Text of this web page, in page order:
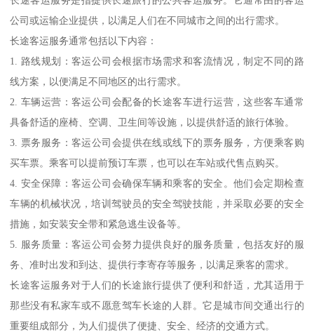
公司或运输企业提供，以满足人们在不同城市之间的出行需求。
长途客运服务通常包括以下内容：
1. 路线规划：客运公司会根据市场需求和客流情况，制定不同的路
线方案，以便满足不同地区的出行需求。
2. 车辆运营：客运公司会配备的长途客车进行运营，这些客车通常
具备舒适的座椅、空调、卫生间等设施，以提供舒适的旅行体验。
3. 票务服务：客运公司会提供在线或线下的票务服务，方便乘客购
买车票。乘客可以提前预订车票，也可以在车站或代售点购买。
4. 安全保障：客运公司会确保车辆和乘客的安全。他们会定期检查
车辆的机械状况，培训驾驶员的安全驾驶技能，并采取必要的安全
措施，如安装安全带和紧急逃生设备等。
5. 服务质量：客运公司会努力提供良好的服务质量，包括友好的服
务、准时出发和到达、提供行李寄存等服务，以满足乘客的需求。
长途客运服务对于人们的长途旅行提供了便利和舒适，尤其适用于
那些没有私家车或不愿意驾车长途的人群。它是城市间交通出行的
重要组成部分，为人们提供了便捷、安全、经济的交通方式。